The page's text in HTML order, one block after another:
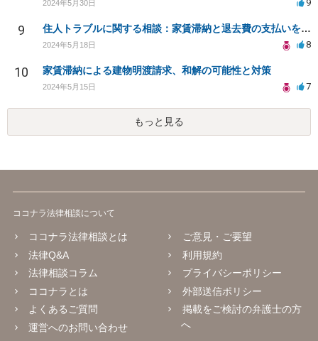
2024年5月30日 9
9 住人トラブルに関する相談：家賃滞納と退去費の支払いを拒否され、管理鍵の横領も発生
2024年5月18日 8
10 家賃滞納による建物明渡請求、和解の可能性と対策
2024年5月15日 7
もっと見る
ココナラ法律相談について
ココナラ法律相談とは
法律Q&A
法律相談コラム
ココナラとは
よくあるご質問
運営へのお問い合わせ
ご意見・ご要望
利用規約
プライバシーポリシー
外部送信ポリシー
掲載をご検討の弁護士の方
へ